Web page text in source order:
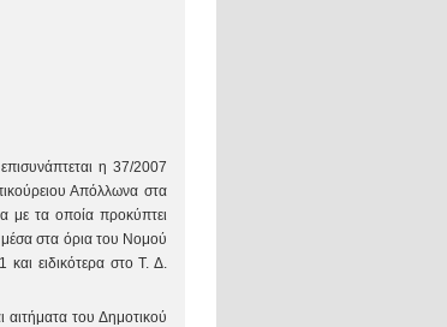
η 37/2007
Απόλλωνα στα
με τα οποία προκύπτει
μέσα στα όρια του Νομού
ειδικότερα στο Τ. Δ.
του Δημοτικού